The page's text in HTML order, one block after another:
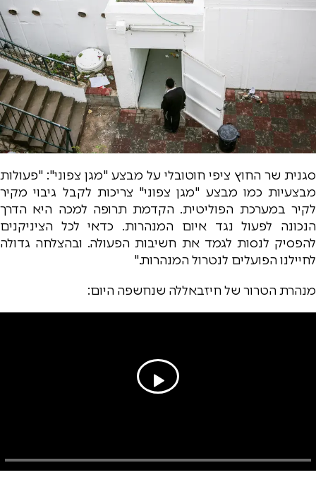
סגנית שר החוץ ציפי חוטובלי על מבצע "מגן צפוני": "‏פעולות
מבצעיות כמו מבצע "מגן צפוני" צריכות לקבל גיבוי מקיר
לקיר במערכת הפוליטית. הקדמת תרופה למכה היא הדרך
הנכונה לפעול נגד איום המנהרות. כדאי לכל הציניקנים
להפסיק לנסות לגמד את חשיבות הפעולה. ובהצלחה גדולה
לחיילנו הפועלים לנטרול המנהרות."
מנהרת הטרור של חיזבאללה שנחשפה היום: